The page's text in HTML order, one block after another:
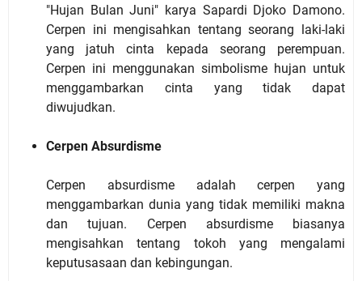
"Hujan Bulan Juni" karya Sapardi Djoko Damono.
Cerpen ini mengisahkan tentang seorang laki-laki
yang jatuh cinta kepada seorang perempuan.
Cerpen ini menggunakan simbolisme hujan untuk
menggambarkan cinta yang tidak dapat
diwujudkan.
Cerpen Absurdisme
Cerpen absurdisme adalah cerpen yang
menggambarkan dunia yang tidak memiliki makna
dan tujuan. Cerpen absurdisme biasanya
mengisahkan tentang tokoh yang mengalami
keputusasaan dan kebingungan.